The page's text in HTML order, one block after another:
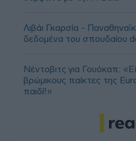
Λιβάι Γκαρσία -
δεδομένα του σπουδαίου
Νέντοβιτς για Γουόκαπ:
βρώμικους παίκτες της
παιδί!»